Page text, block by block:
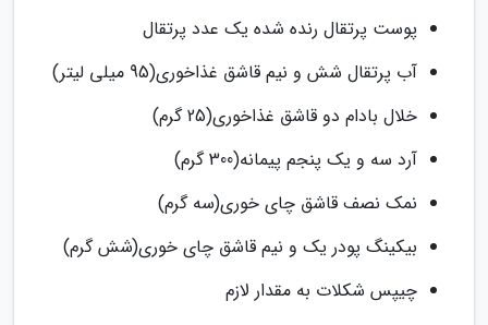
پوست پرتقال رنده شده یک عدد پرتقال
آب پرتقال شش و نیم قاشق غذاخوری(95 میلی لیتر)
خلال بادام دو قاشق غذاخوری(25 گرم)
آرد سه و یک پنجم پیمانه(300 گرم)
نمک نصف قاشق چای خوری(سه گرم)
بیکینگ پودر یک و نیم قاشق چای خوری(شش گرم)
چیپس شکلات به مقدار لازم